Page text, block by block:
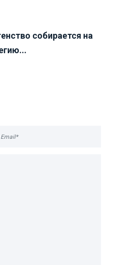
собирается на